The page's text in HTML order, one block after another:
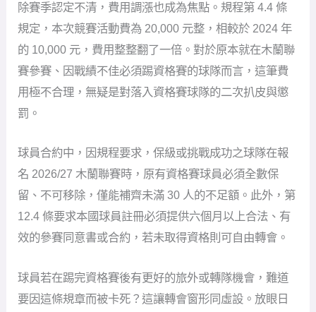
除賽季認定不清，費用調漲也成為焦點。規程第 4.4 條
規定，本次競賽活動費為 20,000 元整，相較於 2024 年
的 10,000 元，費用整整翻了一倍。對於原本就在木蘭聯
賽參賽、因戰績不佳必須踢資格賽的球隊而言，這筆費
用極不合理，無疑是對落入資格賽球隊的二次扒皮與懲
罰。
球員合約中，因規程要求，保級或挑戰成功之球隊在報
名 2026/27 木蘭聯賽時，原有資格賽球員必須全數保
留、不可移除，僅能補齊未滿 30 人的不足額。此外，第
12.4 條要求本國球員註冊必須提供六個月以上合法、有
效的參賽同意書或合約，若未取得資格則可自由轉會。
球員若在踢完資格賽後有更好的旅外或轉隊機會，難道
要因這條規章而被卡死？這讓轉會窗形同虛設。放眼日